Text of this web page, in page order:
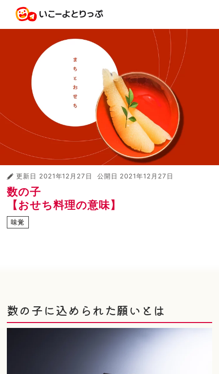
更新日 2021年12月27日 公開日 2021年12月27日
数の子
【おせち料理の意味】
味覚
数の子に込められた願いとは